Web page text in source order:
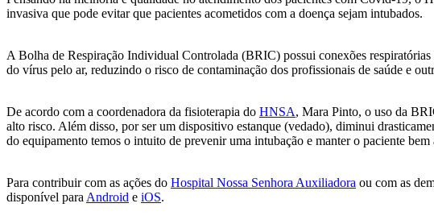
invasiva que pode evitar que pacientes acometidos com a doença sejam intubados.
A Bolha de Respiração Individual Controlada (BRIC) possui conexões
do vírus pelo ar, reduzindo o risco de contaminação dos profissionais de saúde e
De acordo com a coordenadora da fisioterapia do HNSA, Mara Pinto, o uso da
alto risco. Além disso, por ser um dispositivo estanque (vedado), diminui
do equipamento temos o intuito de prevenir uma intubação e manter o paciente
Para contribuir com as ações do Hospital Nossa Senhora Auxiliadora ou com as
disponível para Android e iOS.